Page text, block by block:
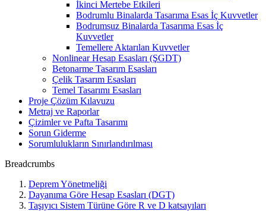
İkinci Mertebe Etkileri
Bodrumlu Binalarda Tasarıma Esas İç Kuvvetler
Bodrumsuz Binalarda Tasarıma Esas İç
Kuvvetler
Temellere Aktarılan Kuvvetler
Nonlinear Hesap Esasları (ŞGDT)
Betonarme Tasarım Esasları
Çelik Tasarım Esasları
Temel Tasarımı Esasları
Proje Çözüm Kılavuzu
Metraj ve Raporlar
Çizimler ve Pafta Tasarımı
Sorun Giderme
Sorumlulukların Sınırlandırılması
Breadcrumbs
Deprem Yönetmeliği
Dayanıma Göre Hesap Esasları (DGT)
Taşıyıcı Sistem Türüne Göre R ve D katsayıları